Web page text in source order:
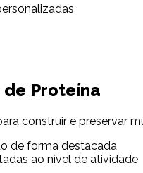
de Proteína
construir e preservar
de forma destacada
ao nível de atividade